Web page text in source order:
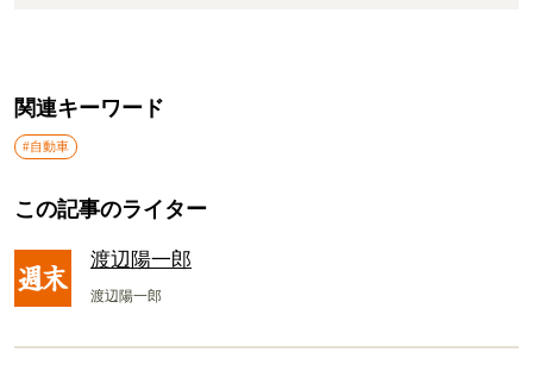
関連キーワード
#自動車
この記事のライター
渡辺陽一郎
渡辺陽一郎